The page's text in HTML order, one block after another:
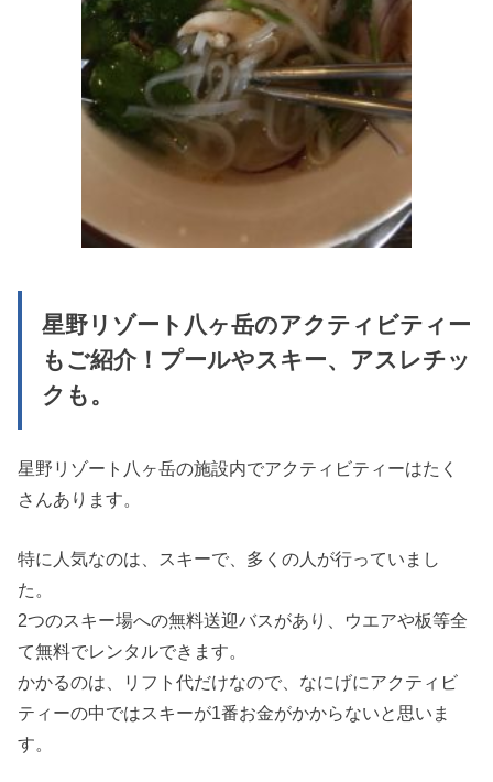
星野リゾート八ヶ岳のアクティビティー
もご紹介！プールやスキー、アスレチッ
クも。
星野リゾート八ヶ岳の施設内でアクティビティーはたく
さんあります。
特に人気なのは、スキーで、多くの人が行っていまし
た。
2つのスキー場への無料送迎バスがあり、ウエアや板等全
て無料でレンタルできます。
かかるのは、リフト代だけなので、なにげにアクティビ
ティーの中ではスキーが1番お金がかからないと思いま
す。